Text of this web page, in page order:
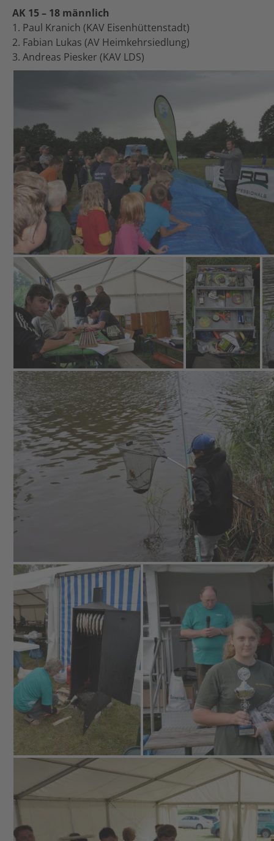
AK 15 – 18 männlich
1. Paul Kranich (KAV Eisenhüttenstadt)
2. Fabian Lukas (AV Heimkehrsiedlung)
3. Andreas Piesker (KAV LDS)